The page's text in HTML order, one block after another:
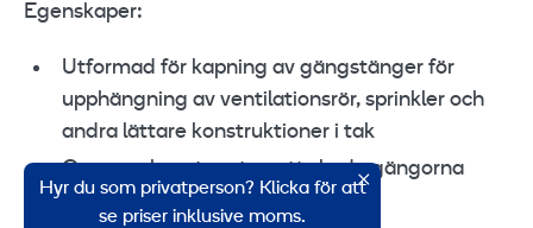
Egenskaper:
Utformad för kapning av gängstänger för
upphängning av ventilationsrör, sprinkler och
andra lättare konstruktioner i tak
Ger rena kapytor utan att skada gängorna
Inga grader behöver avlägsnas
Hyr du som privatperson? Klicka för att
se priser inklusive moms.